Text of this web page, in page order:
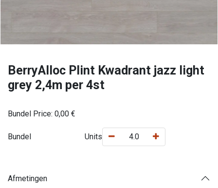
BerryAlloc Plint Kwadrant jazz light
grey 2,4m per 4st
Bundel Price: 0,00 €
Bundel Units
Afmetingen